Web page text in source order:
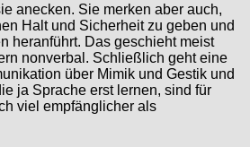
anecken. Sie merken aber auch,
Halt und Sicherheit zu geben und
heranführt. Das geschieht meist
nonverbal. Schließlich geht eine
über Mimik und Gestik und
ja Sprache erst lernen, sind für
viel empfänglicher als